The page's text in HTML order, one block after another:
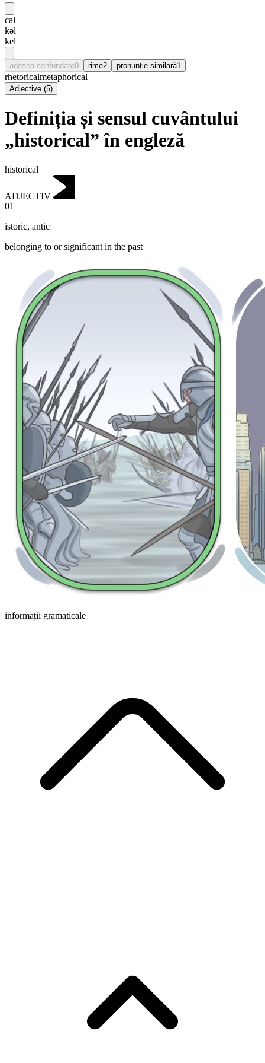
cal
kəl
kēl
adesea confundate0 rime2 pronunție similară1
rhetoricalmetaphorical
Adjective (5)
Definiția și sensul cuvântului
„historical” în engleză
historical
ADJECTIV
01
istoric, antic
belonging to or significant in the past
informații gramaticale